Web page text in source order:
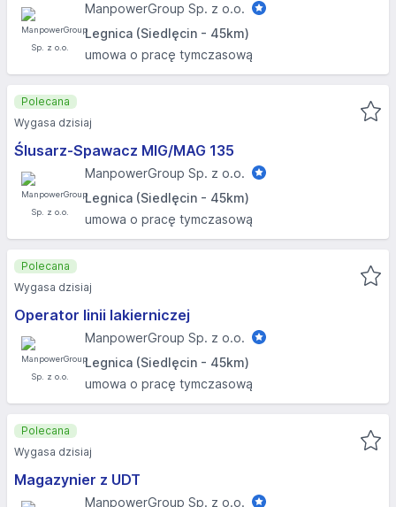
ManpowerGroup Sp. z o.o.
Legnica (Siedlęcin - 45km)
umowa o pracę tymczasową
Ślusarz-Spawacz MIG/MAG 135
ManpowerGroup Sp. z o.o.
Legnica (Siedlęcin - 45km)
umowa o pracę tymczasową
Polecana
Wygasa dzisiaj
Operator linii lakierniczej
ManpowerGroup Sp. z o.o.
Legnica (Siedlęcin - 45km)
umowa o pracę tymczasową
Polecana
Wygasa dzisiaj
Magazynier z UDT
ManpowerGroup Sp. z o.o.
Polecana
Wygasa dzisiaj